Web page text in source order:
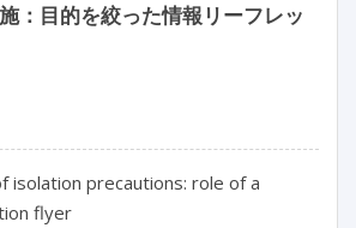
：目的を絞った情報リーフレッ
isolation precautions: role of a
flyer